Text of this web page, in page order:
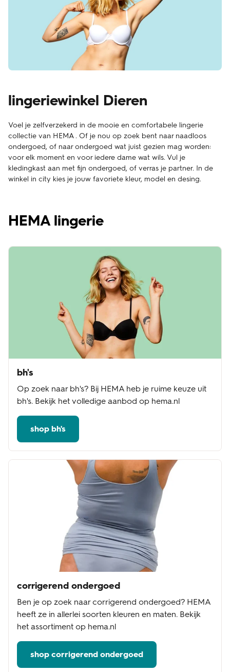
lingeriewinkel Dieren
Voel je zelfverzekerd in de mooie en comfortabele lingerie
collectie van HEMA . Of je nou op zoek bent naar naadloos
ondergoed, of naar ondergoed wat juist gezien mag worden:
voor elk moment en voor iedere dame wat wils. Vul je
kledingkast aan met fijn ondergoed, of verras je partner. In de
winkel in city kies je jouw favoriete kleur, model en desing.
HEMA lingerie
bh's
Op zoek naar bh's? Bij HEMA heb je ruime keuze uit
bh's. Bekijk het volledige aanbod op hema.nl
shop bh's
corrigerend ondergoed
Ben je op zoek naar corrigerend ondergoed? HEMA
heeft ze in allerlei soorten kleuren en maten. Bekijk
het assortiment op hema.nl
shop corrigerend ondergoed